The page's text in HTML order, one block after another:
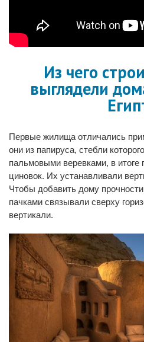
Из чего
выглядели
Первые жилища отличались
они из папируса, стебли
пальмовыми веревками, в итоге
циновок. Их устанавливали
Чтобы добавить дому
пачками связывали сверху
вертикали.